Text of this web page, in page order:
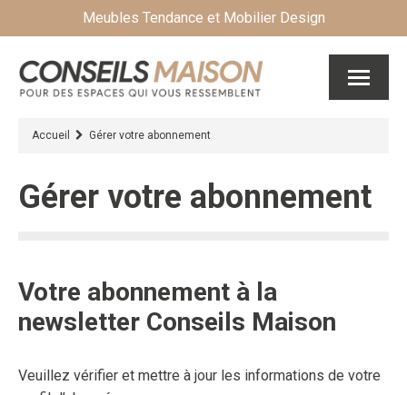
Meubles Tendance et Mobilier Design
Accueil Gérer votre abonnement
Gérer votre abonnement
Votre abonnement à la
newsletter Conseils Maison
Veuillez vérifier et mettre à jour les informations de votre